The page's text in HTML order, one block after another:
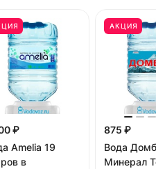
₽
Amelia 19
в
АКЦИЯ
875 ₽
Вода
Минерал